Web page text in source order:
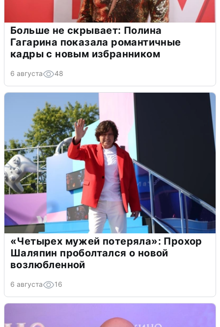
Больше не скрывает: Полина
Гагарина показала романтичные
кадры с новым избранником
6 августа 48
«Четырех мужей потеряла»: Прохор
Шаляпин проболтался о новой
возлюбленной
6 августа 16